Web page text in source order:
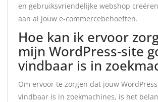
en gebruiksvriendelijke webshop
aan al jouw e-commercebehoeften.
Hoe kan ik ervoor
mijn WordPress-site
vindbaar is in
Om ervoor te zorgen dat jouw
vindbaar is in zoekmachines, is het